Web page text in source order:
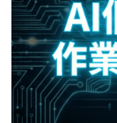
使用思維
AI 職場應用｜
習術
AI 職場應用｜